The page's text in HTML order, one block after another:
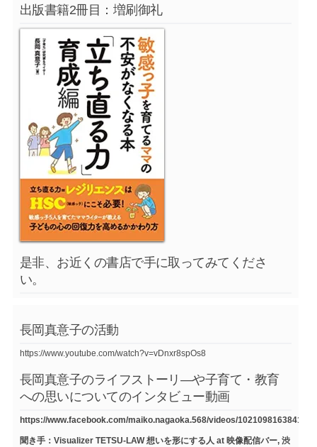
出版書籍2冊目：増刷御礼
是非、お近くの書店で手に取ってみてくださ
い。
長岡真意子の活動
https://www.youtube.com/watch?v=vDnxr8spOs8
長岡真意子のライフストーリ―や子育て・教育
への思いについてのインタビュー動画
https://www.facebook.com/maiko.nagaoka.568/videos/
聞き手：Visualizer TETSU-LAW 想いを形にする人 at 映像配信バー, 渋